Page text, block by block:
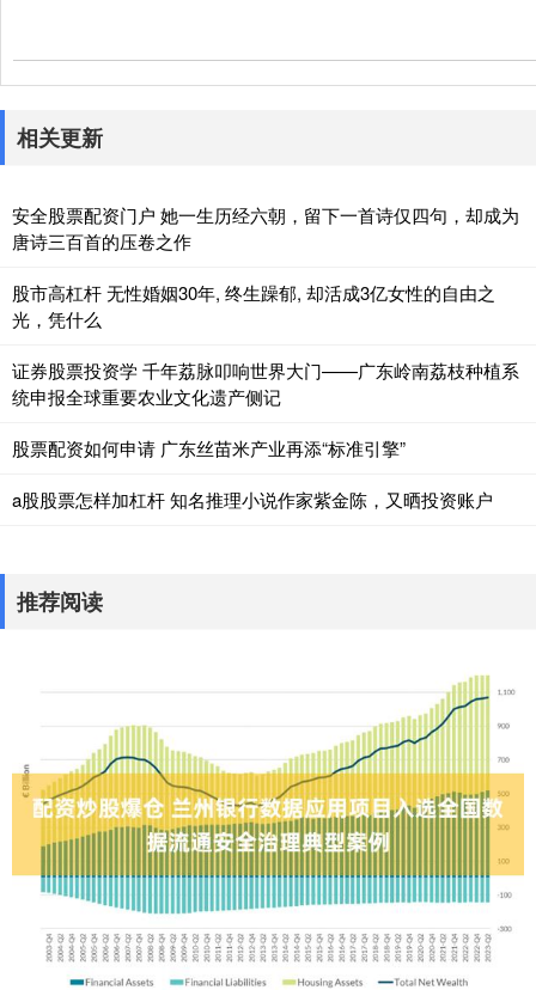
相关更新
安全股票配资门户 她一生历经六朝，留下一首诗仅四句，却成为
唐诗三百首的压卷之作
股市高杠杆 无性婚姻30年, 终生躁郁, 却活成3亿女性的自由之
光，凭什么
证券股票投资学 千年荔脉叩响世界大门——广东岭南荔枝种植系
统申报全球重要农业文化遗产侧记
股票配资如何申请 广东丝苗米产业再添“标准引擎”
a股股票怎样加杠杆 知名推理小说作家紫金陈，又晒投资账户
推荐阅读